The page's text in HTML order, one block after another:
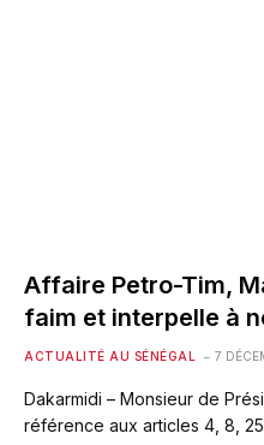
Affaire Petro-Tim,
faim et interpelle à
ACTUALITÉ AU SÉNÉGAL 7
Dakarmidi – Monsieur de
référence aux articles 4, 8,